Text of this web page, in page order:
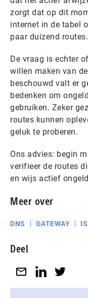
zorgt dat op dit
internet in de tabel
paar duizend routes.
De vraag is echter
willen maken van
beschouwd valt er
bedenken om
gebruiken. Zeker
routes kunnen
geluk te proberen.
Ons advies: begin
verifieer de routes
en wijs actief
Meer over
DNS GATEWAY
Deel